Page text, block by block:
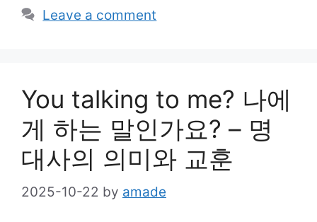
Leave a comment
You talking to me? 나에
게 하는 말인가요? – 명
대사의 의미와 교훈
2025-10-22 by amade